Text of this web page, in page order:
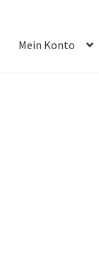
Mein Konto